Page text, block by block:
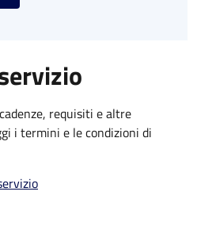
requisiti e altre
i termini e le condizioni di